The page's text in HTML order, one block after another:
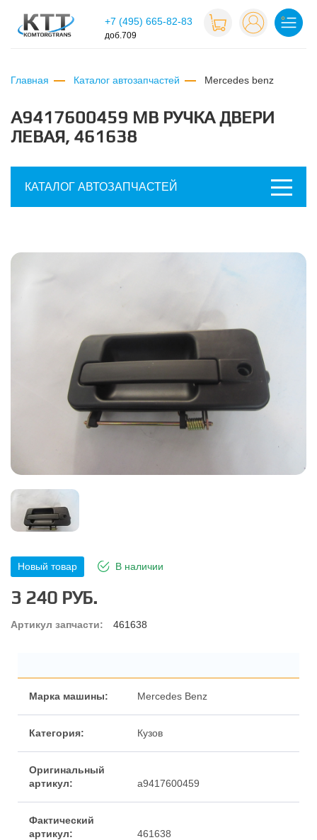
+7 (495) 665-82-83
доб.709
Главная Каталог автозапчастей mercedes benz
A9417600459 MB РУЧКА ДВЕРИ
ЛЕВАЯ, 461638
КАТАЛОГ АВТОЗАПЧАСТЕЙ
Новый товар В наличии
3 240 РУБ.
Артикул запчасти: 461638
Марка машины: Mercedes Benz
Категория: Кузов
Оригинальный
артикул:
a9417600459
Фактический
артикул:
461638